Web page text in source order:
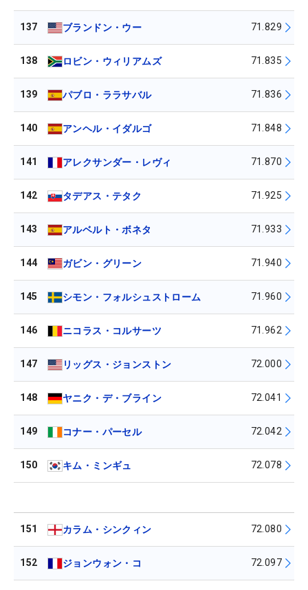
137 ブランドン・ウー 71.829
138 ロビン・ウィリアムズ 71.835
139 パブロ・ララサバル 71.836
140 アンヘル・イダルゴ 71.848
141 アレクサンダー・レヴィ 71.870
142 タデアス・テタク 71.925
143 アルベルト・ボネタ 71.933
144 ガビン・グリーン 71.940
145 シモン・フォルシュストローム 71.960
146 ニコラス・コルサーツ 71.962
147 リッグス・ジョンストン 72.000
148 ヤニク・デ・ブライン 72.041
149 コナー・パーセル 72.042
150 キム・ミンギュ 72.078
151 カラム・シンクィン 72.080
152 ジョンウォン・コ 72.097